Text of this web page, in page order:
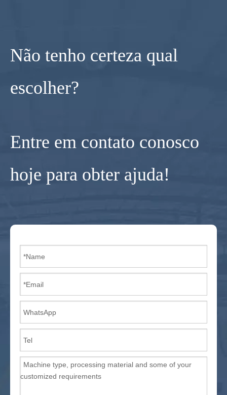
Não tenho certeza qual
escolher?
Entre em contato conosco
hoje para obter ajuda!